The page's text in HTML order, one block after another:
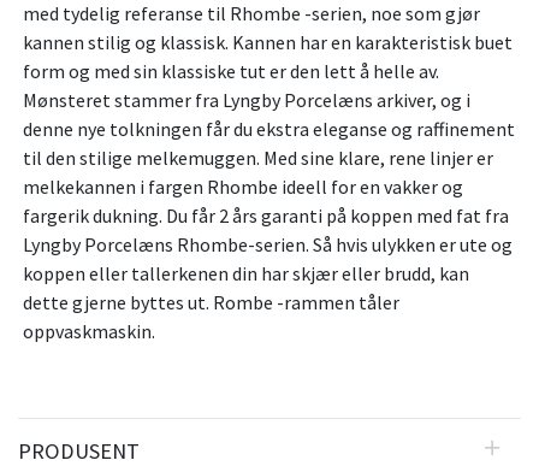
med tydelig referanse til Rhombe -serien, noe som gjør
kannen stilig og klassisk. Kannen har en karakteristisk buet
form og med sin klassiske tut er den lett å helle av.
Mønsteret stammer fra Lyngby Porcelæns arkiver, og i
denne nye tolkningen får du ekstra eleganse og raffinement
til den stilige melkemuggen. Med sine klare, rene linjer er
melkekannen i fargen Rhombe ideell for en vakker og
fargerik dukning. Du får 2 års garanti på koppen med fat fra
Lyngby Porcelæns Rhombe-serien. Så hvis ulykken er ute og
koppen eller tallerkenen din har skjær eller brudd, kan
dette gjerne byttes ut. Rombe -rammen tåler
oppvaskmaskin.
PRODUSENT